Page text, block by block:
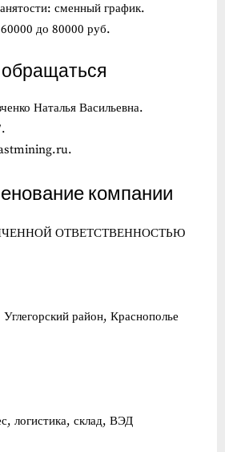
сменный график.
до 80000 руб.
обращаться
Наталья Васильевна.
компании
ОТВЕТСТВЕННОСТЬЮ
район, Краснополье
логистика, склад, ВЭД